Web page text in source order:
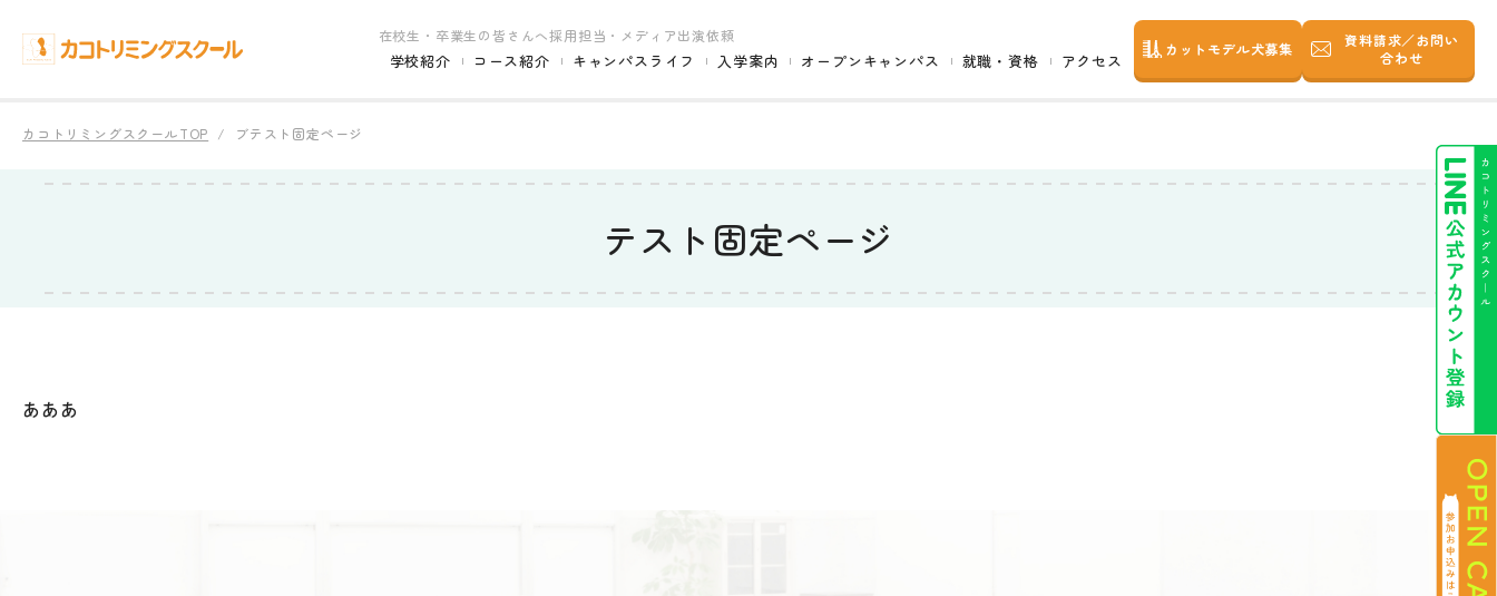
在校生・卒業生の皆さんへ採用担当・メディア出演依頼
学校紹介 コース紹介 キャンパスライフ 入学案内 オープンキャンパス 就職・資格 アクセス
カットモデル犬募集
資料請求／お問い
合わせ
カコトリミングスクールTOP ブテスト固定ページ
テスト固定ページ
あああ